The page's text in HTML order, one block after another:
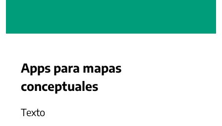
Apps para mapas
conceptuales
Texto